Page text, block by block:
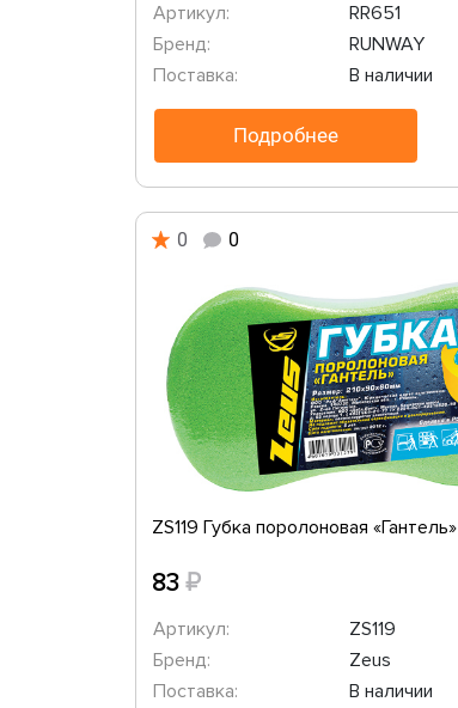
Артикул:
RR651
Бренд:
RUNWAY
Поставка:
В наличии
Подробнее
0 0
ZS119 Губка поролоновая «Гантель»
83 ₽
Артикул:
ZS119
Бренд:
Zeus
Поставка:
В наличии